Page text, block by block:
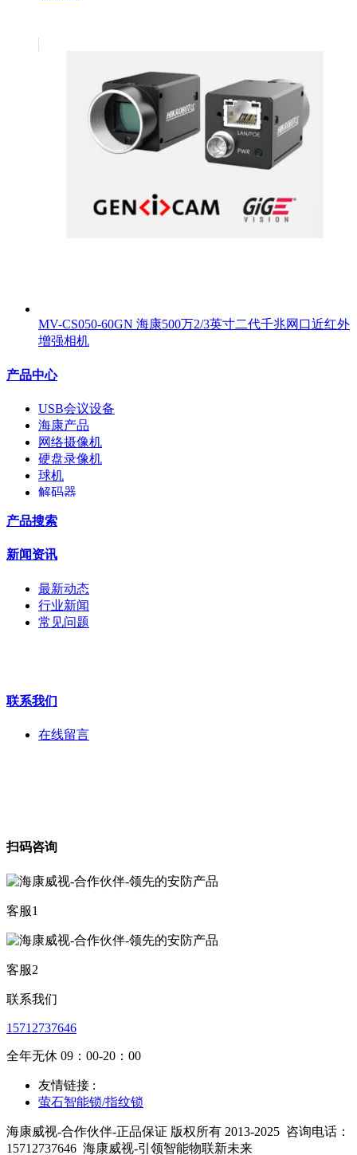
MV-CS050-60GN 海康500万2/3英寸二代千兆网口近红外
增强相机
产品中心
USB会议设备
海康产品
网络摄像机
硬盘录像机
球机
解码器
配件
拼接屏
安检门
工程宝
海康机器人
产品搜索
新闻资讯
最新动态
行业新闻
常见问题
联系我们
在线留言
扫码咨询
客服1
客服2
联系我们
15712737646
全年无休 09：00-20：00
友情链接 :
萤石智能锁/指纹锁
海康威视-合作伙伴-正品保证 版权所有 2013-2025 咨询电话：
15712737646 海康威视-引领智能物联新未来